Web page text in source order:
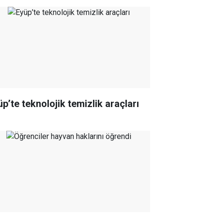
teknolojik temizlik araçları